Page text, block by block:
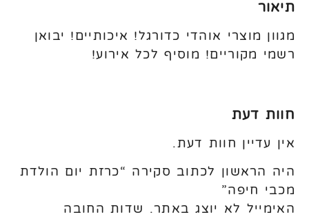
תיאור
מגוון מוצרי אוהדי כדורגל! איכותיים! יבואן
רשמי מקוריים! מוסיף לכל אירוע!
חוות דעת
אין עדיין חוות דעת.
היה הראשון לכתוב סקירה “כרזת יום הולדת
מכבי חיפה”
האימייל לא יוצג באתר. שדות החובה